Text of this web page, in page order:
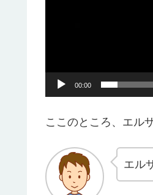
00:00
ここのところ、エル
エル